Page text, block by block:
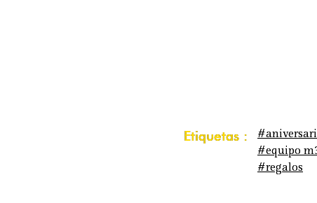
Etiquetas :
#equipo
#regalos